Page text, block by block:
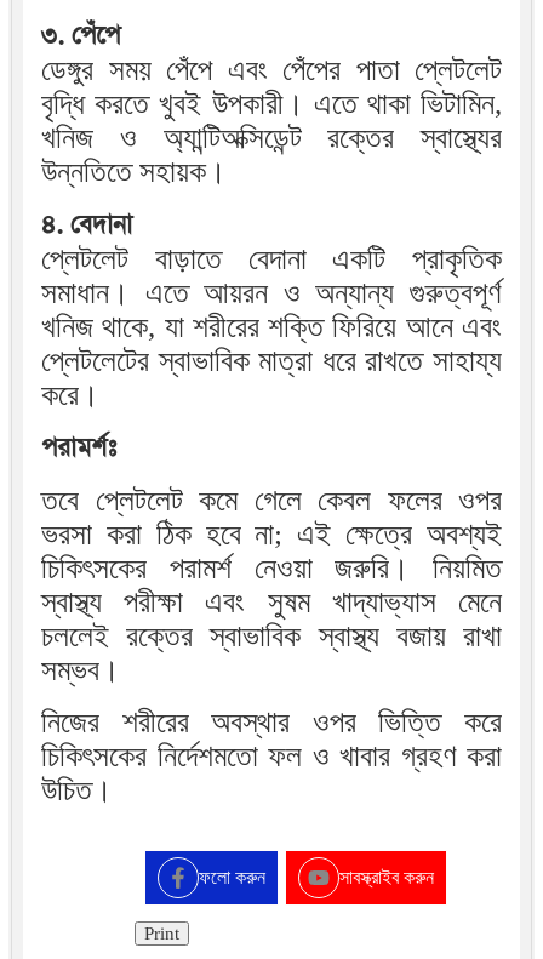
৩. পেঁপে
ডেঙ্গুর সময় পেঁপে এবং পেঁপের পাতা প্লেটলেট
বৃদ্ধি করতে খুবই উপকারী। এতে থাকা ভিটামিন,
খনিজ ও অ্যান্টিঅক্সিডেন্ট রক্তের স্বাস্থ্যের
উন্নতিতে সহায়ক।
৪. বেদানা
প্লেটলেট বাড়াতে বেদানা একটি প্রাকৃতিক
সমাধান। এতে আয়রন ও অন্যান্য গুরুত্বপূর্ণ
খনিজ থাকে, যা শরীরের শক্তি ফিরিয়ে আনে এবং
প্লেটলেটের স্বাভাবিক মাত্রা ধরে রাখতে সাহায্য
করে।
পরামর্শঃ
তবে প্লেটলেট কমে গেলে কেবল ফলের ওপর
ভরসা করা ঠিক হবে না; এই ক্ষেত্রে অবশ্যই
চিকিৎসকের পরামর্শ নেওয়া জরুরি। নিয়মিত
স্বাস্থ্য পরীক্ষা এবং সুষম খাদ্যাভ্যাস মেনে
চললেই রক্তের স্বাভাবিক স্বাস্থ্য বজায় রাখা
সম্ভব।
নিজের শরীরের অবস্থার ওপর ভিত্তি করে
চিকিৎসকের নির্দেশমতো ফল ও খাবার গ্রহণ করা
উচিত।
ফলো করুন সাবস্ক্রাইব করুন
Print